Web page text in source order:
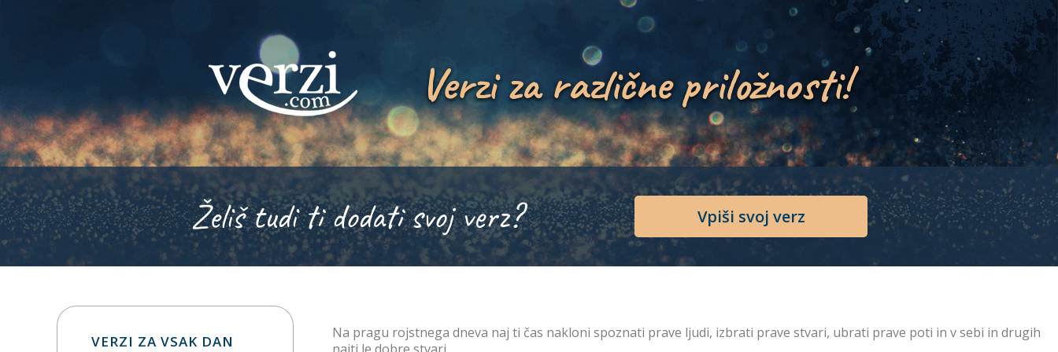
Verzi za različne priložnosti!
Želiš tudi ti dodati svoj verz? Vpiši svoj verz
Na pragu rojstnega dneva naj ti čas nakloni spoznati prave ljudi, izbrati prave stvari, ubrati prave poti in v sebi in drugih
VERZI ZA VSAK DAN